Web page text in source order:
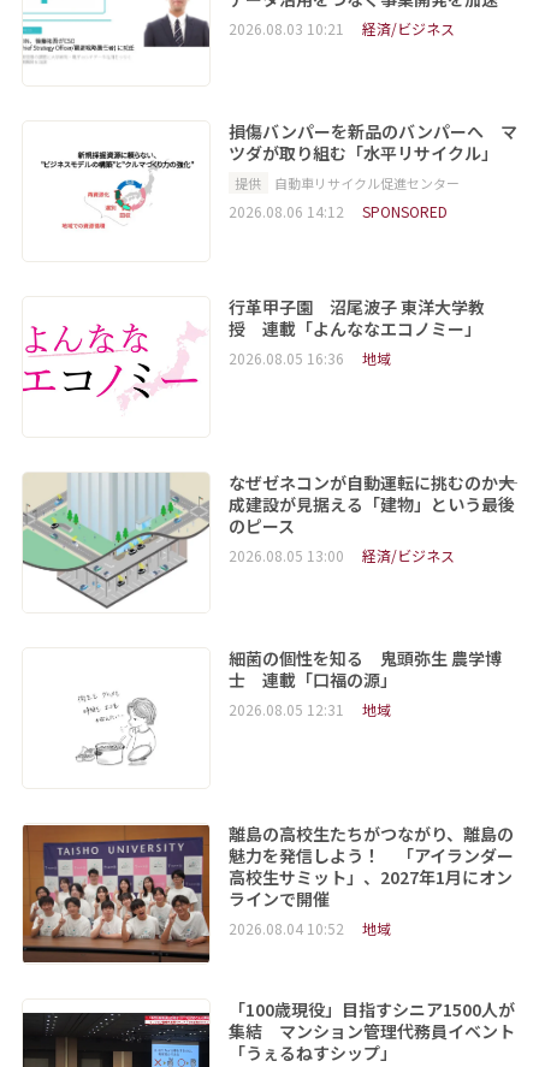
2026.08.03 10:21 経済/ビジネス
損傷バンパーを新品のバンパーへ マ
ツダが取り組む「水平リサイクル」
提供 自動車リサイクル促進センター
2026.08.06 14:12 SPONSORED
行革甲子園 沼尾波子 東洋大学教
授 連載「よんななエコノミー」
2026.08.05 16:36 地域
なぜゼネコンが自動運転に挑むのか――大
成建設が見据える「建物」という最後
のピース
2026.08.05 13:00 経済/ビジネス
細菌の個性を知る 鬼頭弥生 農学博
士 連載「口福の源」
2026.08.05 12:31 地域
離島の高校生たちがつながり、離島の
魅力を発信しよう！ 「アイランダー
高校生サミット」、2027年1月にオン
ラインで開催
2026.08.04 10:52 地域
「100歳現役」目指すシニア1500人が
集結 マンション管理代務員イベント
「うぇるねすシップ」